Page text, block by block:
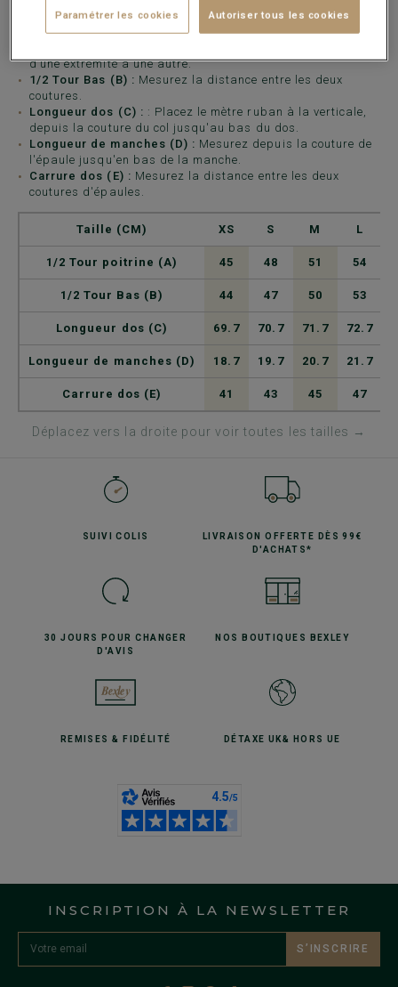
1/2 Tour poitrine (A) :Placez le mètre ruban à l’horizontal,
d’une extrémité à une autre.
1/2 Tour Bas (B) : Mesurez la distance entre les deux
coutures.
Longueur dos (C) : : Placez le mètre ruban à la verticale,
depuis la couture du col jusqu'au bas du dos.
Longueur de manches (D) : Mesurez depuis la couture de
l'épaule jusqu'en bas de la manche.
Carrure dos (E) : Mesurez la distance entre les deux
coutures d'épaules.
Taille (CM) XS S M L
1/2 Tour poitrine (A) 45 48 51 54
1/2 Tour Bas (B) 44 47 50 53
Longueur dos (C) 69.7 70.7 71.7 72.7
Longueur de manches (D) 18.7 19.7 20.7 21.7
Carrure dos (E) 41 43 45 47
Déplacez vers la droite pour voir toutes les tailles →
SUIVICOLIS LIVRAISON OFFERTE
DÈS 99€
D'ACHATS*
30 JOURS POURCHANGER
D'AVIS
NOS BOUTIQUES BEXLEY
REMISES& FIDÉLITÉ DÉTAXE UK& HORS UE
INSCRIPTION À LA NEWSLETTER
S’INSCRIRE
Paramétrer les cookies Autoriser tous les cookies